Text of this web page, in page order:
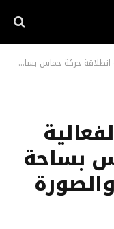
الكتيبة لم تسقط والصورة المتداولة قديمة
بساحة